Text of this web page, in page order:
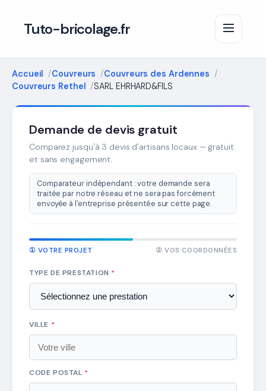
Tuto-bricolage.fr
Accueil Couvreurs
Couvreurs des Ardennes
Couvreurs Rethel
SARL EHRHARD&FILS
Demande de devis gratuit
Comparez jusqu'à 3 devis d'artisans locaux — gratuit
et sans engagement.
Comparateur indépendant : votre demande sera
traitée par notre réseau et ne sera pas forcément
envoyée à l'entreprise présentée sur cette page.
① VOTRE PROJET ② VOS COORDONNÉES
TYPE DE PRESTATION *
VILLE *
CODE POSTAL *